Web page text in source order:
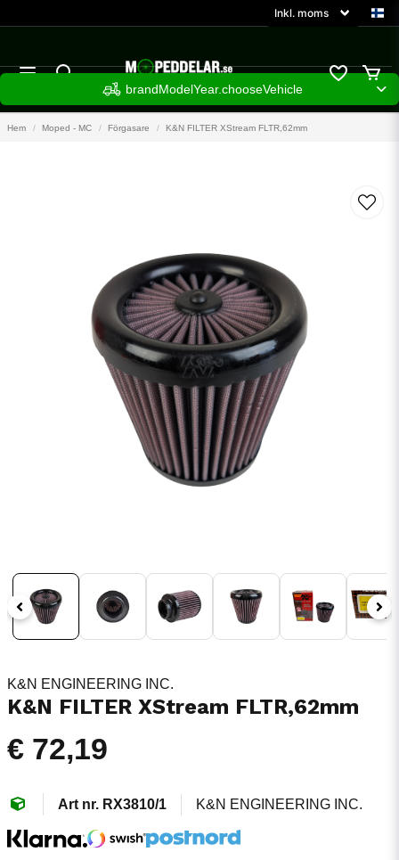
brandModelYear.chooseVehicle
Hem Moped - MC Förgasare K&N FILTER XStream FLTR,62mm
K&N ENGINEERING INC.
K&N FILTER XStream FLTR,62mm
€ 72,19
RX3810/1 K&N ENGINEERING INC.